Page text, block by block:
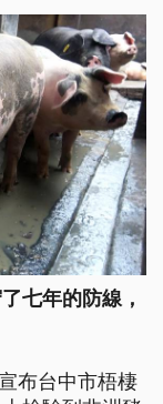
七年的防線，
布台中市梧棲